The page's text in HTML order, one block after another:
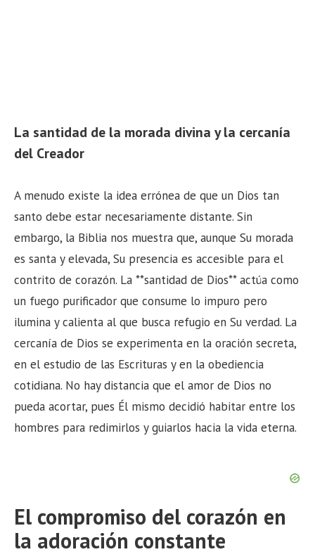
La santidad de la morada divina y la cercanía
del Creador
A menudo existe la idea errónea de que un Dios tan
santo debe estar necesariamente distante. Sin
embargo, la Biblia nos muestra que, aunque Su morada
es santa y elevada, Su presencia es accesible para el
contrito de corazón. La **santidad de Dios** actúa como
un fuego purificador que consume lo impuro pero
ilumina y calienta al que busca refugio en Su verdad. La
cercanía de Dios se experimenta en la oración secreta,
en el estudio de las Escrituras y en la obediencia
cotidiana. No hay distancia que el amor de Dios no
pueda acortar, pues Él mismo decidió habitar entre los
hombres para redimirlos y guiarlos hacia la vida eterna.
El compromiso del corazón en
la adoración constante